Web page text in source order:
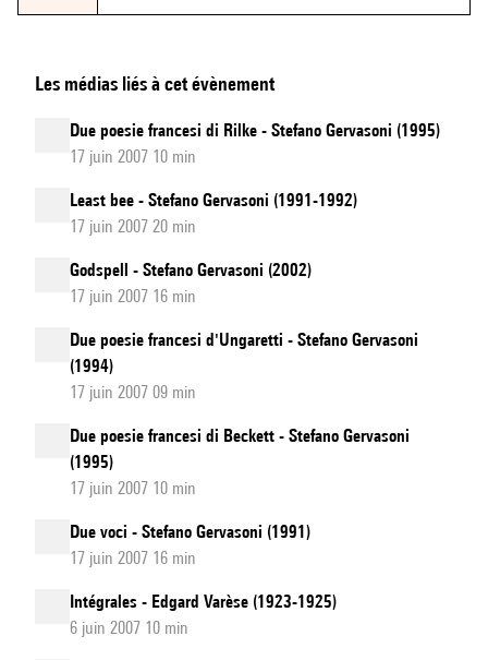
Les médias liés à cet évènement
Due poesie francesi di Rilke - Stefano Gervasoni (1995)
17 juin 2007 10 min
Least bee - Stefano Gervasoni (1991-1992)
17 juin 2007 20 min
Godspell - Stefano Gervasoni (2002)
17 juin 2007 16 min
Due poesie francesi d'Ungaretti - Stefano Gervasoni
(1994)
17 juin 2007 09 min
Due poesie francesi di Beckett - Stefano Gervasoni
(1995)
17 juin 2007 10 min
Due voci - Stefano Gervasoni (1991)
17 juin 2007 16 min
Intégrales - Edgard Varèse (1923-1925)
6 juin 2007 10 min